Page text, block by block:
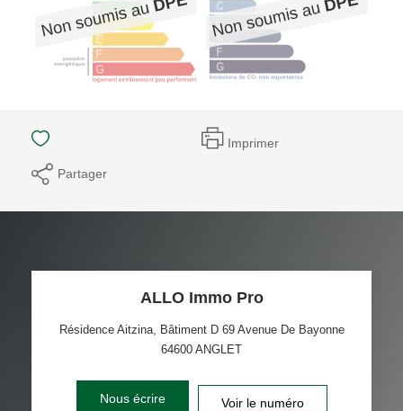
Imprimer
Partager
ALLO Immo Pro
Résidence Aitzina, Bâtiment D 69 Avenue De Bayonne
64600 ANGLET
Nous écrire Voir le numéro